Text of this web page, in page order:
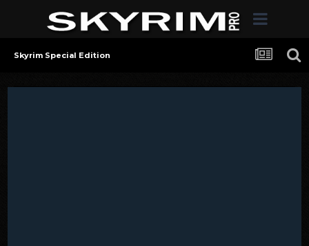
Skyrim Special Edition